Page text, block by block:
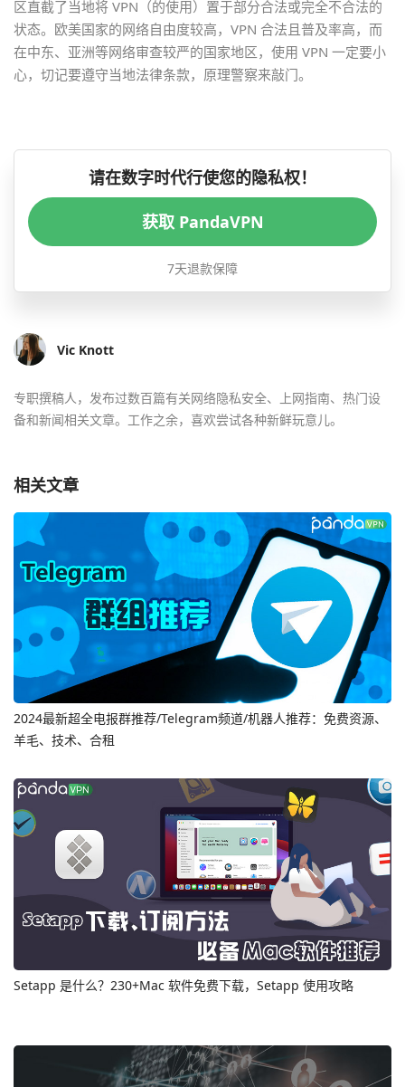
区直截了当地将 VPN（的使用）置于部分合法或完全不合法的
状态。欧美国家的网络自由度较高，VPN 合法且普及率高，而
在中东、亚洲等网络审查较严的国家地区，使用 VPN 一定要小
心，切记要遵守当地法律条款，原理警察来敲门。
请在数字时代行使您的隐私权！
获取 PandaVPN
7天退款保障
Vic Knott
专职撰稿人，发布过数百篇有关网络隐私安全、上网指南、热门设
备和新闻相关文章。工作之余，喜欢尝试各种新鲜玩意儿。
相关文章
2024最新超全电报群推荐/Telegram频道/机器人推荐：免费资源、
羊毛、技术、合租
Setapp 是什么？230+Mac 软件免费下载，Setapp 使用攻略